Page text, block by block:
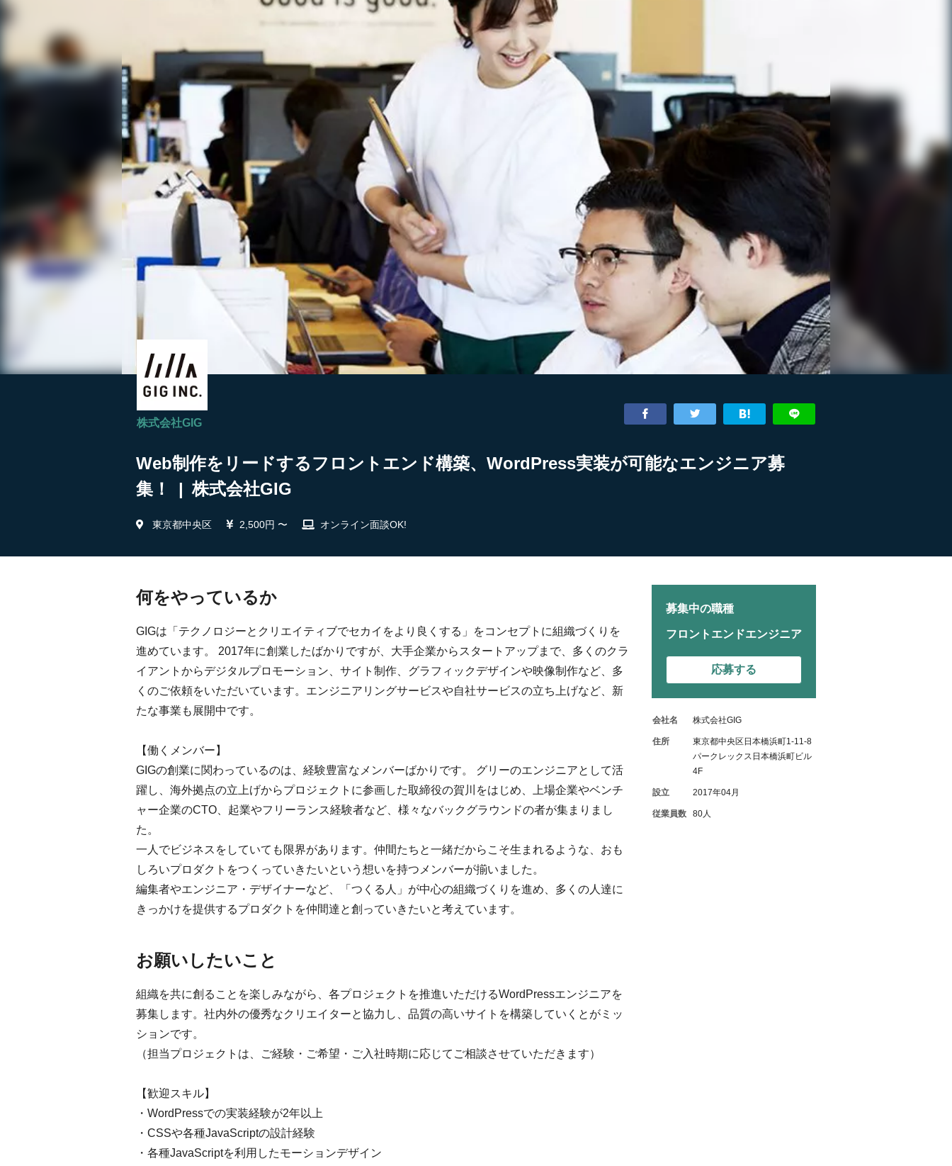
株式会社GIG
Web制作をリードするフロントエンド構築、WordPress実装が可能なエンジニア募
集！ | 株式会社GIG
東京都中央区 2,500円 〜 オンライン面談OK!
何をやっているか
GIGは「テクノロジーとクリエイティブでセカイをより良くする」をコンセプトに組織づくりを
進めています。 2017年に創業したばかりですが、大手企業からスタートアップまで、多くのクラ
イアントからデジタルプロモーション、サイト制作、グラフィックデザインや映像制作など、多
くのご依頼をいただいています。エンジニアリングサービスや自社サービスの立ち上げなど、新
たな事業も展開中です。
【働くメンバー】
GIGの創業に関わっているのは、経験豊富なメンバーばかりです。 グリーのエンジニアとして活
躍し、海外拠点の立上げからプロジェクトに参画した取締役の賀川をはじめ、上場企業やベンチ
ャー企業のCTO、起業やフリーランス経験者など、様々なバックグラウンドの者が集まりまし
た。
一人でビジネスをしていても限界があります。仲間たちと一緒だからこそ生まれるような、おも
しろいプロダクトをつくっていきたいという想いを持つメンバーが揃いました。
編集者やエンジニア・デザイナーなど、「つくる人」が中心の組織づくりを進め、多くの人達に
きっかけを提供するプロダクトを仲間達と創っていきたいと考えています。
お願いしたいこと
組織を共に創ることを楽しみながら、各プロジェクトを推進いただけるWordPressエンジニアを
募集します。社内外の優秀なクリエイターと協力し、品質の高いサイトを構築していくとがミッ
ションです。
（担当プロジェクトは、ご経験・ご希望・ご入社時期に応じてご相談させていただきます）
【歓迎スキル】
・WordPressでの実装経験が2年以上
・CSSや各種JavaScriptの設計経験
・各種JavaScriptを利用したモーションデザイン
募集中の職種
フロントエンドエンジニア
応募する
会社名 株式会社GIG
住所
東京都中央区日本橋浜町1-11-8
パークレックス日本橋浜町ビル
4F
設立 2017年04月
従業員数 80人